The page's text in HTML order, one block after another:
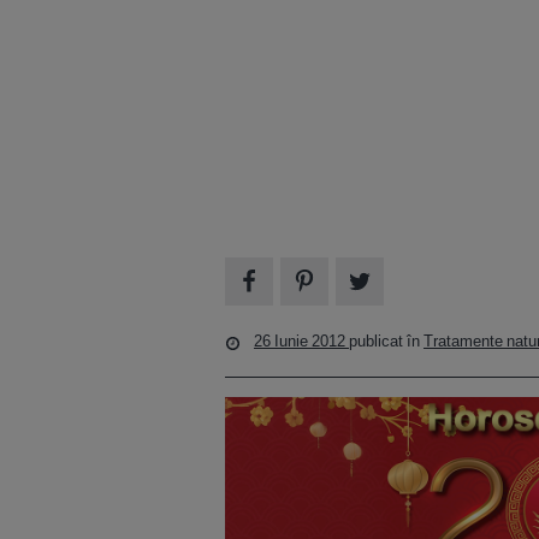
26 Iunie 2012 publicat înTratamente